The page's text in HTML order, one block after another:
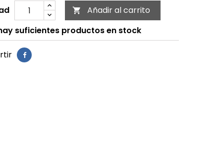

Añadir al carrito
suficientes productos en stock